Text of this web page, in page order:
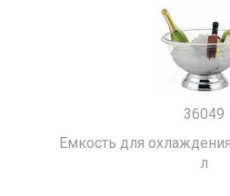
36049
Емкость для
л